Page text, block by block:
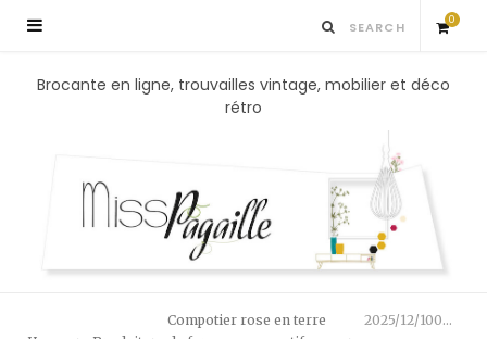
0
S
p
Brocante en ligne, trouvailles vintage, mobilier et déco
rétro
Compotier rose en terre
2025/12/1000023861-scaled.jpg